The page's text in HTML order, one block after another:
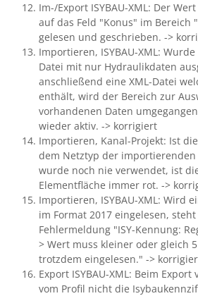
Im-/Export ISYBAU-XML: Der
auf das Feld "Konus" im Bereich
gelesen und geschrieben. ->
Importieren, ISYBAU-XML:
Datei mit nur Hydraulikdaten
anschließend eine XML-Datei
enthält, wird der Bereich zur
vorhandenen Daten
wieder aktiv. -> korrigiert
Importieren, Kanal-Projekt: Ist
dem Netztyp der
wurde noch nie verwendet, ist
Elementfläche immer rot. ->
Importieren, ISYBAU-XML: Wird
im Format 2017 eingelesen,
Fehlermeldung "ISY-Kennung:
> Wert muss kleiner oder gleich
trotzdem eingelesen." ->
Export ISYBAU-XML: Beim
vom Profil nicht die